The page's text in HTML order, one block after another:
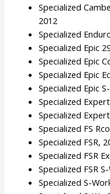
Specialized
2012
Specialized
Specialized Epic
Specialized Epic
Specialized Epic
Specialized Epic
Specialized
Specialized
Specialized FS
Specialized FSR,
Specialized FSR
Specialized FSR
Specialized S-